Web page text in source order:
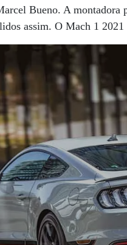
Bueno. A montadora
assim. O Mach 1